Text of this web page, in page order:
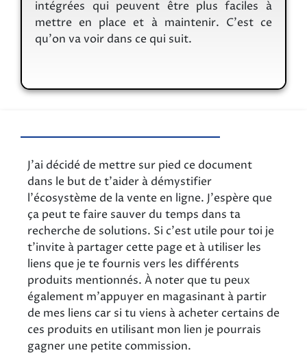
intégrées qui peuvent être plus faciles à
mettre en place et à maintenir. C'est ce
qu'on va voir dans ce qui suit.
J'ai décidé de mettre sur pied ce document
dans le but de t'aider à démystifier
l'écosystème de la vente en ligne. J'espère que
ça peut te faire sauver du temps dans ta
recherche de solutions. Si c'est utile pour toi je
t'invite à partager cette page et à utiliser les
liens que je te fournis vers les différents
produits mentionnés. À noter que tu peux
également m'appuyer en magasinant à partir
de mes liens car si tu viens à acheter certains de
ces produits en utilisant mon lien je pourrais
gagner une petite commission.